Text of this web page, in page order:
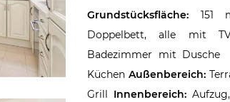
Grundstücksfläche: 151
Doppelbett, alle mit
Badezimmer mit
Küchen Außenbereich:
Grill Innenbereich: